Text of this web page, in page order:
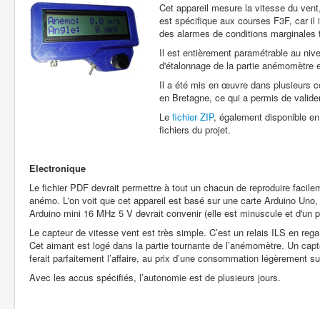
Cet appareil mesure la vitesse du
est spécifique aux courses F3F, car il
des alarmes de conditions marginales
Il est entièrement paramétrable au
d'étalonnage de la partie
Il a été mis en œuvre dans plusieurs
en Bretagne, ce qui a permis de
Le fichier ZIP, également disponible
fichiers du projet.
Electronique
Le fichier PDF devrait permettre à tout un chacun de reproduire
anémo. L'on voit que cet appareil est basé sur une carte Arduino
Arduino mini 16 MHz 5 V devrait convenir (elle est minuscule et d'un
Le capteur de vitesse vent est très simple. C’est un relais ILS en
Cet aimant est logé dans la partie tournante de l’anémomètre. Un
ferait parfaitement l’affaire, au prix d’une consommation légèrement
Avec les accus spécifiés, l’autonomie est de plusieurs jours.